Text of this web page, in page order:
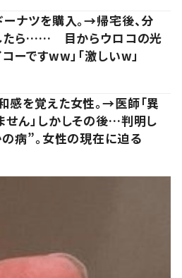
ーナツを購入。→帰宅後、分
たら…… 目からウロコの光
ーですww」「激しいw」
感を覚えた女性。→医師「異
せん」しかしその後…判明し
病”。女性の現在に迫る